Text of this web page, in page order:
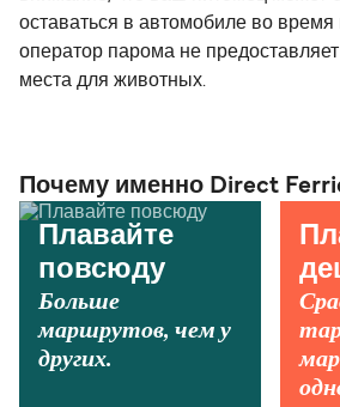
оставаться в автомобиле во время
оператор парома не
места для животных.
Почему именно Direct
Плавайте
повсюду
Больше
маршрутов, чем у
других.